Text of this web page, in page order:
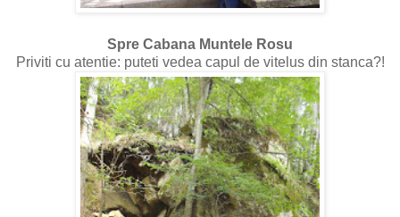
Spre Cabana Muntele Rosu
Priviti cu atentie: puteti vedea capul de vitelus din stanca?!